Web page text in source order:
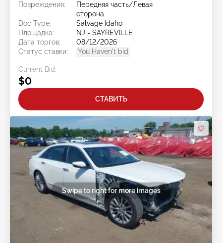
Повреждения:
Передняя часть/Левая
сторона
Doc Type:
Salvage Idaho
Площадка:
NJ - SAYREVILLE
Дата торгов:
08/12/2026
Статус ставки:
You Haven't bid
Current Bid:
$0
СТАВИТЬ
Swipe to right for more images